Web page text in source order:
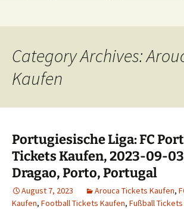
Category Archives:
Kaufen
Portugiesische Liga: FC
Tickets Kaufen, 2023-09-
Dragao, Porto, Portugal
August 7, 2023 Arouca Tickets Kaufen,
Kaufen, Football Tickets Kaufen, Fußball